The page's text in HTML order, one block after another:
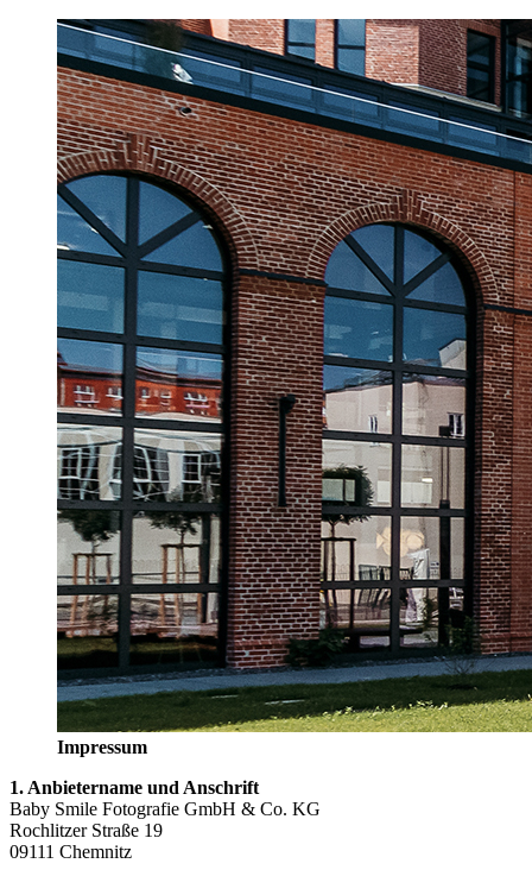
Impressum
1. Anbietername und Anschrift
Baby Smile Fotografie GmbH & Co. KG
Rochlitzer Straße 19
09111 Chemnitz